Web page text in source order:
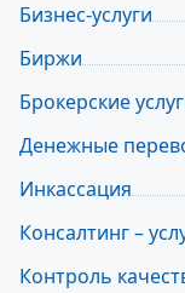
Бизнес-услуги
Биржи
Брокерские
Денежные
Инкассация
Консалтинг –
Контроль